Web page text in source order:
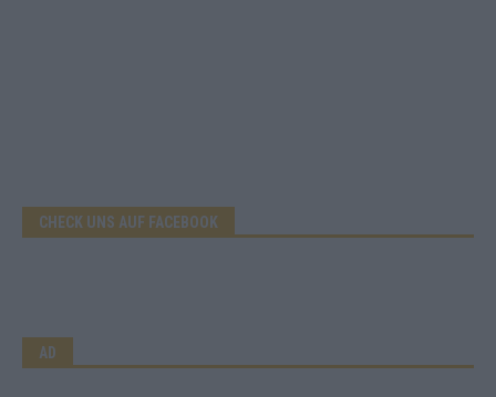
CHECK UNS AUF FACEBOOK
AD